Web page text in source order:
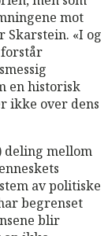
mot
«I og
forstår
en historisk
ikke over dens
deling mellom
av politiske
begrenset
blir